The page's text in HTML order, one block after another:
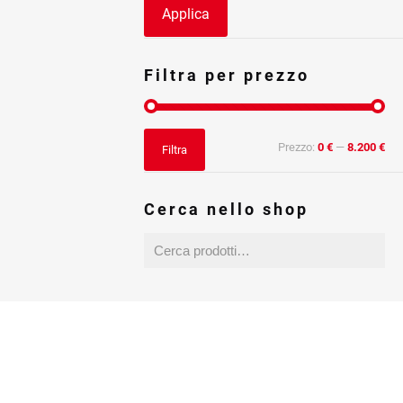
Applica
Filtra per prezzo
Max
Filtra Prezzo: 0 € — 8.200 €
Cerca nello shop